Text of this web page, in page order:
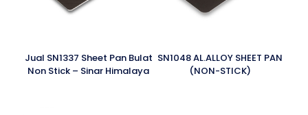
Jual SN1337 Sheet Pan Bulat
Non Stick – Sinar Himalaya
SN1048 AL.ALLOY SHEET PAN
(NON-STICK)